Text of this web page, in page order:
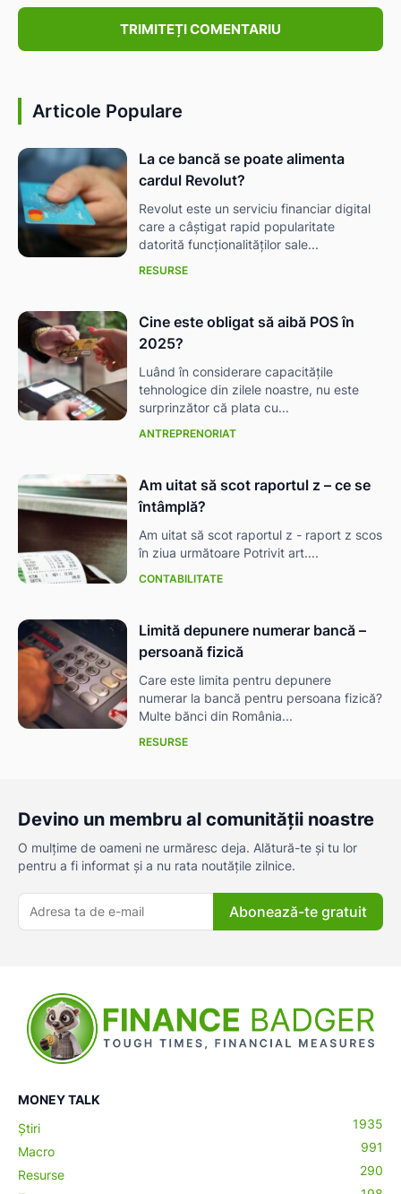
Articole Populare
La ce bancă se poate alimenta
cardul Revolut?
Revolut este un serviciu financiar digital
care a câștigat rapid popularitate
datorită funcționalităților sale...
RESURSE
Cine este obligat să aibă POS în
2025?
Luând în considerare capacitățile
tehnologice din zilele noastre, nu este
surprinzător că plata cu...
ANTREPRENORIAT
Am uitat să scot raportul z – ce se
întâmplă?
Am uitat să scot raportul z - raport z scos
în ziua următoare Potrivit art....
CONTABILITATE
Limită depunere numerar bancă –
persoană fizică
Care este limita pentru depunere
numerar la bancă pentru persoana fizică?
Multe bănci din România...
RESURSE
Devino un membru al comunității noastre
O mulțime de oameni ne urmăresc deja. Alătură-te și tu lor
pentru a fi informat și a nu rata noutățile zilnice.
Abonează-te gratuit
MONEY TALK
Știri
1935
Macro
991
Resurse
290